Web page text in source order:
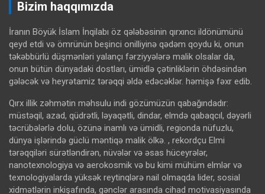
Bizim haqqımızda
İranın Böyük İslam İnqilabı öz qələbəsinin qırxıncı ildönümünü
qeyd etdi və ömrünün beşinci onilliyinə qədəm qoydu ki, onun
təkəbbürlü düşmənləri yalançı fərziyyələrə malik olsalar da,
onun bütün dünyadaki dostları, ümidlə çətinliklərin öhdəsindən
gələcək və heyrətamiz tərəqqi əldə edəcəklər. həmişə fəxr edib.
Qırx illik zəhmətin məhsulu indi gözümüzün qabağındadır:
müstəqil, azad, qüdrətli, ləyaqətli, dindar, elmdə qabaqcıl, dəyərli
təcrübələrlə dolu, özünə inamlı və ümidli, regionda nüfuzlu,
dünya işlərində güclü məntiqə malik ölkə. , rekordçu Elmi
tərəqqiləri sürətləndirən, nüvələr və əsas hüceyrələr,
nanotexnologiya və aerokosmik və bu kimi mühüm elmlər və
texnologiyalarda yüksək reytinqlərə nail olmaqda lider, sosial
xidmətlərin inkişafında, gənclər arasında cihad motivasiyasında